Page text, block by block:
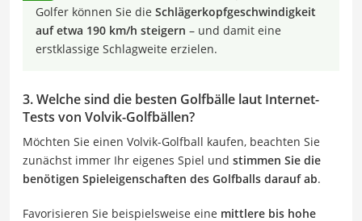
Golfer können Sie die Schlägerkopfgeschwindigkeit
auf etwa 190 km/h steigern – und damit eine
erstklassige Schlagweite erzielen.
3. Welche sind die besten Golfbälle laut Internet-
Tests von Volvik-Golfbällen?
Möchten Sie einen Volvik-Golfball kaufen, beachten Sie
zunächst immer Ihr eigenes Spiel und stimmen Sie die
benötigen Spieleigenschaften des Golfballs darauf ab.
Favorisieren Sie beispielsweise eine mittlere bis hohe